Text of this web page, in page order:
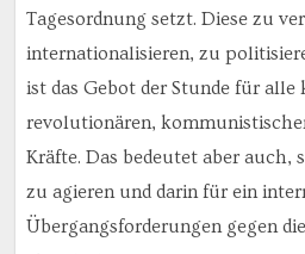
Tagesordnung setzt. Diese zu
internationalisieren, zu
ist das Gebot der Stunde für alle
revolutionären,
Kräfte. Das bedeutet aber auch,
zu agieren und darin für ein
Übergangsforderungen gegen